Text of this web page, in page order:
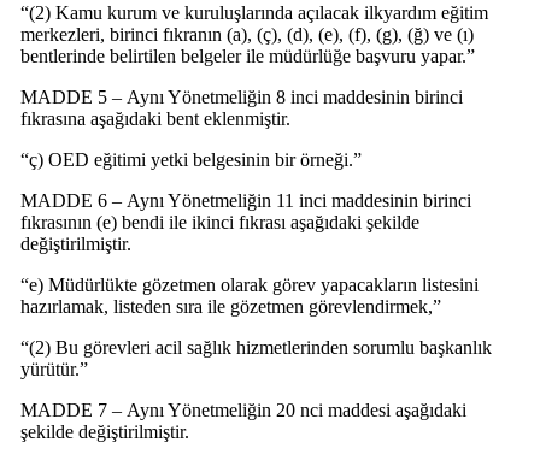
“(2) Kamu kurum ve kuruluşlarında açılacak ilkyardım eğitim
merkezleri, birinci fıkranın (a), (ç), (d), (e), (f), (g), (ğ) ve (ı)
bentlerinde belirtilen belgeler ile müdürlüğe başvuru yapar.”
MADDE 5 – Aynı Yönetmeliğin 8 inci maddesinin birinci
fıkrasına aşağıdaki bent eklenmiştir.
“ç) OED eğitimi yetki belgesinin bir örneği.”
MADDE 6 – Aynı Yönetmeliğin 11 inci maddesinin birinci
fıkrasının (e) bendi ile ikinci fıkrası aşağıdaki şekilde
değiştirilmiştir.
“e) Müdürlükte gözetmen olarak görev yapacakların listesini
hazırlamak, listeden sıra ile gözetmen görevlendirmek,”
“(2) Bu görevleri acil sağlık hizmetlerinden sorumlu başkanlık
yürütür.”
MADDE 7 – Aynı Yönetmeliğin 20 nci maddesi aşağıdaki
şekilde değiştirilmiştir.